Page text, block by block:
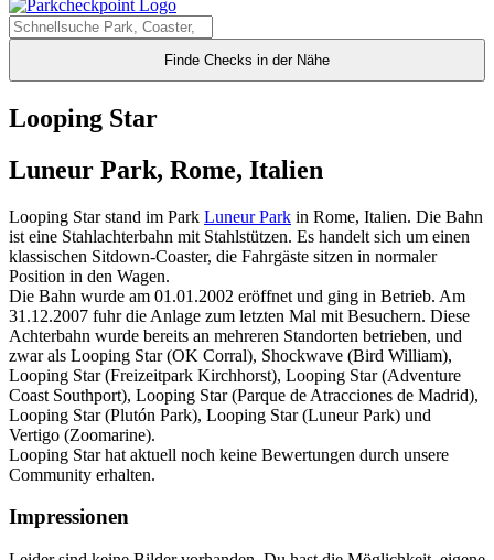
Finde Checks in der Nähe
Looping Star
Luneur Park, Rome, Italien
Looping Star stand im Park Luneur Park in Rome, Italien. Die Bahn
ist eine Stahlachterbahn mit Stahlstützen. Es handelt sich um einen
klassischen Sitdown-Coaster, die Fahrgäste sitzen in normaler
Position in den Wagen.
Die Bahn wurde am 01.01.2002 eröffnet und ging in Betrieb. Am
31.12.2007 fuhr die Anlage zum letzten Mal mit Besuchern. Diese
Achterbahn wurde bereits an mehreren Standorten betrieben, und
zwar als Looping Star (OK Corral), Shockwave (Bird William),
Looping Star (Freizeitpark Kirchhorst), Looping Star (Adventure
Coast Southport), Looping Star (Parque de Atracciones de Madrid),
Looping Star (Plutón Park), Looping Star (Luneur Park) und
Vertigo (Zoomarine).
Looping Star hat aktuell noch keine Bewertungen durch unsere
Community erhalten.
Impressionen